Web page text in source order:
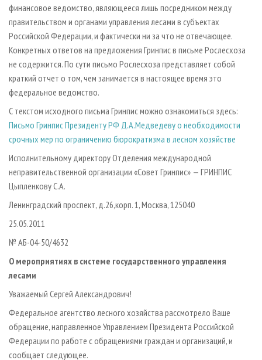
ИНСТРУМЕНТ И МАТЕРИАЛЫ
БИБЛИОТЕКА СПЕЦИАЛИСТА
финансовое ведомство, являющееся лишь посредником между
правительством и органами управления лесами в субъектах
Российской Федерации, и фактически ни за что не отвечающее.
Конкретных ответов на предложения Гринпис в письме Рослесхоза
не содержится. По сути письмо Рослесхоза представляет собой
краткий отчет о том, чем занимается в настоящее время это
федеральное ведомство.
С текстом исходного письма Гринпис можно ознакомиться здесь:
Письмо Гринпис Президенту РФ Д.А.Медведеву о необходимости
срочных мер по ограничению бюрократизма в лесном хозяйстве
Исполнительному директору Отделения международной
неправительственной организации «Совет Гринпис» — ГРИНПИС
Цыпленкову С.А.
Ленинградский проспект, д.26,корп. 1, Москва, 125040
25.05.2011
№ АБ-04-50/4632
О мероприятиях в системе государственного управления
лесами
Уважаемый Сергей Александрович!
Федеральное агентство лесного хозяйства рассмотрело Ваше
обращение, направленное Управлением Президента Российской
Федерации по работе с обращениями граждан и организаций, и
сообщает следующее.